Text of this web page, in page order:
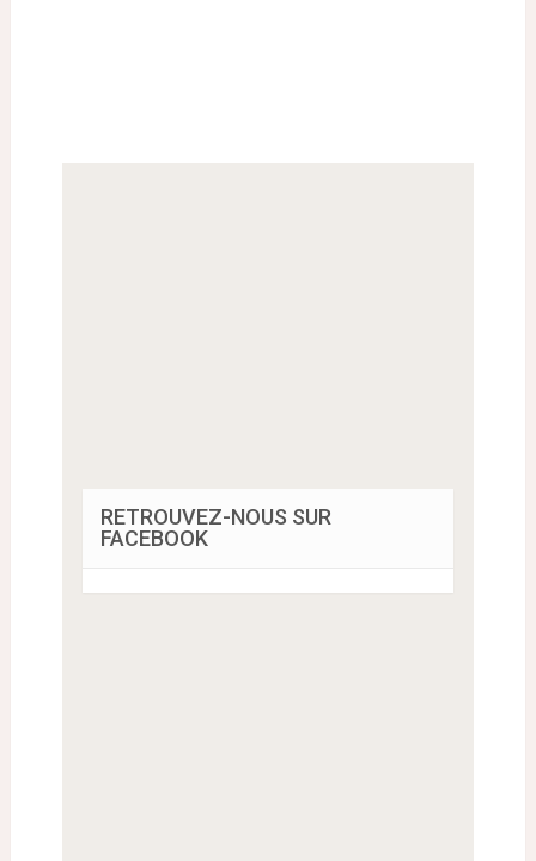
RETROUVEZ-NOUS SUR
FACEBOOK